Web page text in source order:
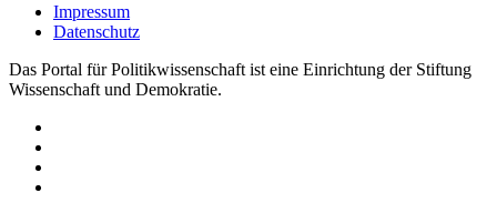
Impressum
Datenschutz
Das Portal für Politikwissenschaft ist eine Einrichtung der Stiftung
Wissenschaft und Demokratie.